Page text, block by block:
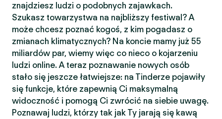
znajdziesz ludzi o podobnych zajawkach.
Szukasz towarzystwa na najbliższy festiwal? A
może chcesz poznać kogoś, z kim pogadasz o
zmianach klimatycznych? Na koncie mamy już 55
miliardów par, wiemy więc co nieco o kojarzeniu
ludzi online. A teraz poznawanie nowych osób
stało się jeszcze łatwiejsze: na Tinderze pojawiły
się funkcje, które zapewnią Ci maksymalną
widoczność i pomogą Ci zwrócić na siebie uwagę.
Poznawaj ludzi, którzy tak jak Ty jarają się kawą